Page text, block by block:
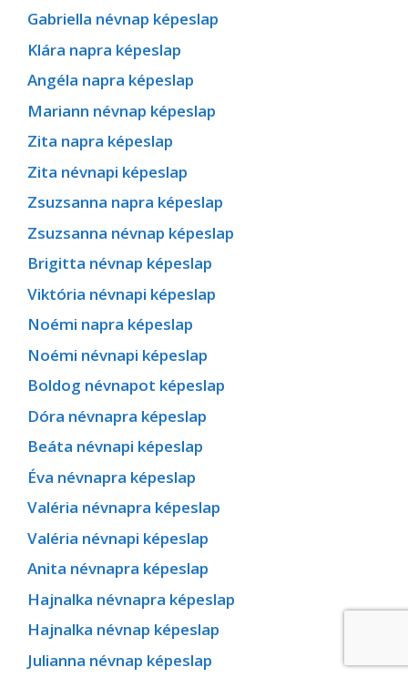
Gabriella névnap képeslap
Klára napra képeslap
Angéla napra képeslap
Mariann névnap képeslap
Zita napra képeslap
Zita névnapi képeslap
Zsuzsanna napra képeslap
Zsuzsanna névnap képeslap
Brigitta névnap képeslap
Viktória névnapi képeslap
Noémi napra képeslap
Noémi névnapi képeslap
Boldog névnapot képeslap
Dóra névnapra képeslap
Beáta névnapi képeslap
Éva névnapra képeslap
Valéria névnapra képeslap
Valéria névnapi képeslap
Anita névnapra képeslap
Hajnalka névnapra képeslap
Hajnalka névnap képeslap
Julianna névnap képeslap